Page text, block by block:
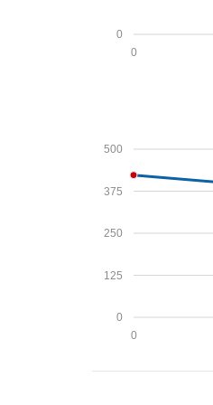
0
0
0
125
250
375
500
0